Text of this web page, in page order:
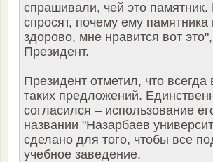
спрашивали, чей это
спросят, почему ему памятника
здорово, мне нравится вот
Президент.
Президент отметил, что всегда
таких предложений.
согласился – использование
названии "Назарбаев
сделано для того, чтобы все
учебное заведение.